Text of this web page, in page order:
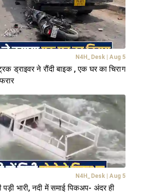
N4H_Desk Aug 5
ड्राइवर ने रौंदी बाइक , एक घर का चिराग
N4H_Desk Aug 5
पड़ी भारी, नदी में समाई पिकअप- अंदर ही